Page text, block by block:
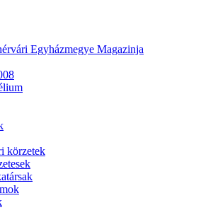
Egyházmegye Magazinja
körzetek